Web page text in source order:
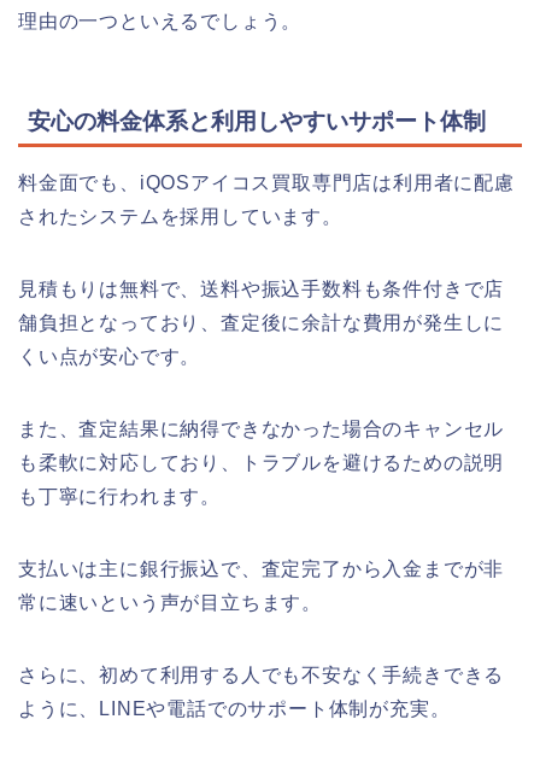
理由の一つといえるでしょう。
安心の料金体系と利用しやすいサポート体制
料金面でも、iQOSアイコス買取専門店は利用者に配慮
されたシステムを採用しています。
見積もりは無料で、送料や振込手数料も条件付きで店
舗負担となっており、査定後に余計な費用が発生しに
くい点が安心です。
また、査定結果に納得できなかった場合のキャンセル
も柔軟に対応しており、トラブルを避けるための説明
も丁寧に行われます。
支払いは主に銀行振込で、査定完了から入金までが非
常に速いという声が目立ちます。
さらに、初めて利用する人でも不安なく手続きできる
ように、LINEや電話でのサポート体制が充実。